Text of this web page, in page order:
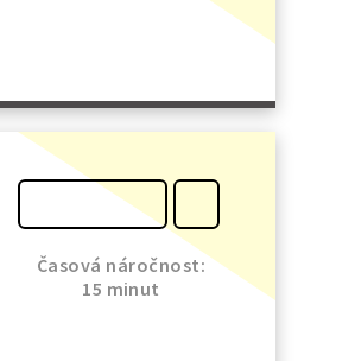
Časová náročnost:
15 minut